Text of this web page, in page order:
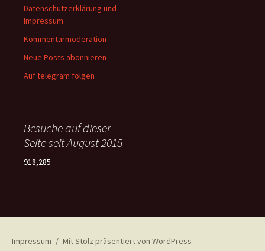
Datenschutzerklärung und
Impressum
Kommentarmoderation
Neue Posts abonnieren
Auf telegram folgen
Besuche auf dieser
Seite seit August 2015
918,285
Impressum Mit Stolz präsentiert von WordPress